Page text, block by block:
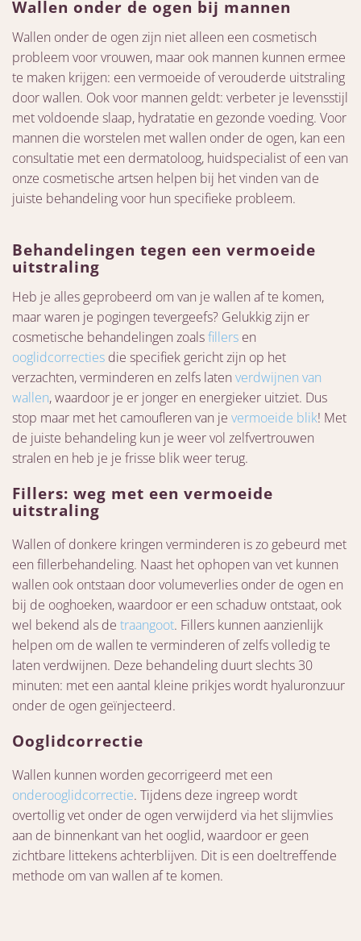
Wallen onder de ogen bij mannen
Wallen onder de ogen zijn niet alleen een cosmetisch
probleem voor vrouwen, maar ook mannen kunnen ermee
te maken krijgen: een vermoeide of verouderde uitstraling
door wallen. Ook voor mannen geldt: verbeter je levensstijl
met voldoende slaap, hydratatie en gezonde voeding. Voor
mannen die worstelen met wallen onder de ogen, kan een
consultatie met een dermatoloog, huidspecialist of een van
onze cosmetische artsen helpen bij het vinden van de
juiste behandeling voor hun specifieke probleem.
Behandelingen tegen een vermoeide
uitstraling
Heb je alles geprobeerd om van je wallen af te komen,
maar waren je pogingen tevergeefs? Gelukkig zijn er
cosmetische behandelingen zoalsfillers en
ooglidcorrecties die specifiek gericht zijn op het
verzachten, verminderen en zelfs laten verdwijnen van
wallen, waardoor je er jonger en energieker uitziet. Dus
stop maar met het camoufleren van je vermoeide blik! Met
de juiste behandeling kun je weer vol zelfvertrouwen
stralen en heb je je frisse blik weer terug.
Fillers: weg met een vermoeide
uitstraling
Wallen of donkere kringen verminderen is zo gebeurd met
een fillerbehandeling. Naast het ophopen van vet kunnen
wallen ook ontstaan door volumeverlies onder de ogen en
bij de ooghoeken, waardoor er een schaduw ontstaat, ook
wel bekend als de traangoot. Fillers kunnen aanzienlijk
helpen om de wallen te verminderen of zelfs volledig te
laten verdwijnen. Deze behandeling duurt slechts 30
minuten: met een aantal kleine prikjes wordt hyaluronzuur
onder de ogen geïnjecteerd.
Ooglidcorrectie
Wallen kunnen worden gecorrigeerd met een
onderooglidcorrectie. Tijdens deze ingreep wordt
overtollig vet onder de ogen verwijderd via het slijmvlies
aan de binnenkant van het ooglid, waardoor er geen
zichtbare littekens achterblijven. Dit is een doeltreffende
methode om van wallen af te komen.